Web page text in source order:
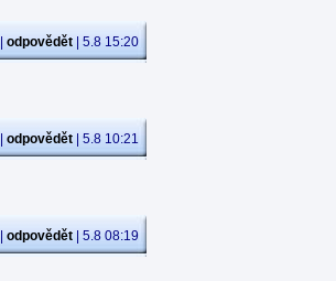
odpovědět | 5.8 15:20
odpovědět | 5.8 10:21
odpovědět | 5.8 08:19